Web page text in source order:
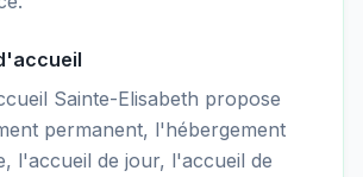
Sainte-Elisabeth propose
permanent, l'hébergement
l'accueil de jour, l'accueil de